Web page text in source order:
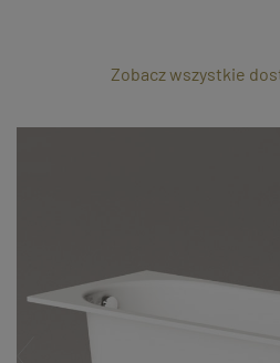
Zobacz wszystkie